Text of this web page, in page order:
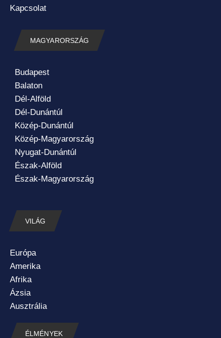
Kapcsolat
MAGYARORSZÁG
Budapest
Balaton
Dél-Alföld
Dél-Dunántúl
Közép-Dunántúl
Közép-Magyarország
Nyugat-Dunántúl
Észak-Alföld
Észak-Magyarország
VILÁG
Európa
Amerika
Afrika
Ázsia
Ausztrália
ÉLMÉNYEK